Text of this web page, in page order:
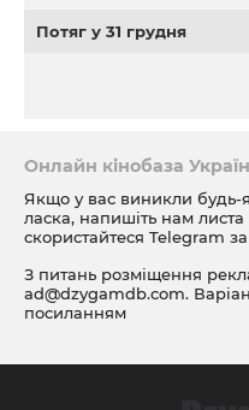
Потяг у 31 грудня
Онлайн кінобаза
Якщо у вас виникли будь-
ласка, напишіть нам листа
скористайтеся Telegram
З питань розміщення
ad@dzygamdb.com.
посиланням